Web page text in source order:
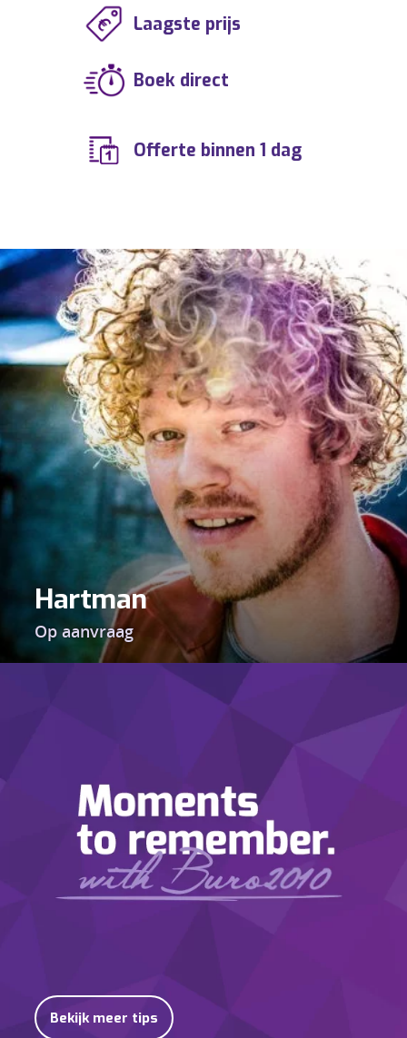
Laagste prijs
Boek direct
Offerte binnen 1 dag
Hartman
Op aanvraag
Bekijk meer tips